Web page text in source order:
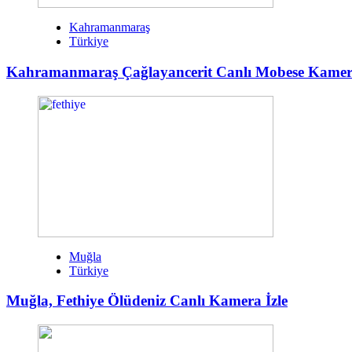
Kahramanmaraş
Türkiye
Kahramanmaraş Çağlayancerit Canlı Mobese
Muğla
Türkiye
Muğla, Fethiye Ölüdeniz Canlı Kamera İzle